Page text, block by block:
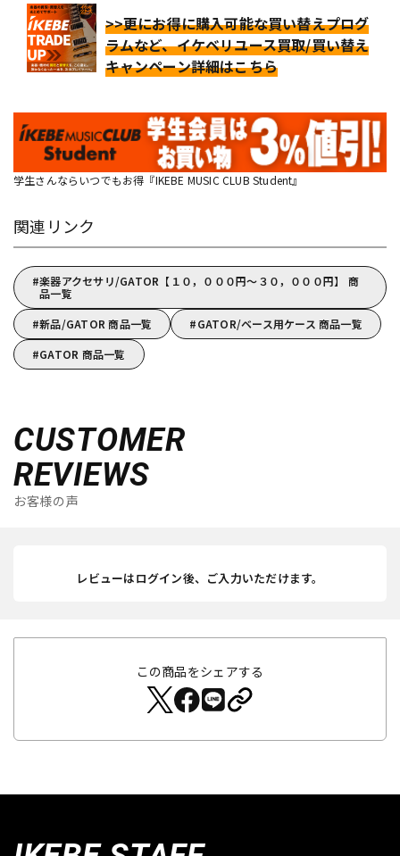
>>更にお得に購入可能な買い替えプログ
ラムなど、イケベリユース買取/買い替え
キャンペーン詳細はこちら
学生さんならいつでもお得『IKEBE MUSIC CLUB Student』
関連リンク
楽器アクセサリ/GATOR【１０，０００円～３０，０００円】 商
品一覧
新品/GATOR 商品一覧
GATOR/ベース用ケース 商品一覧
GATOR 商品一覧
CUSTOMER
REVIEWS
お客様の声
レビューはログイン後、ご入力いただけます。
この商品をシェアする